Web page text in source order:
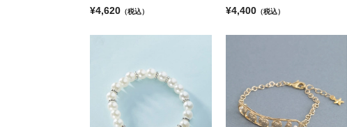
¥4,620 （税込）
¥4,400 （税込）